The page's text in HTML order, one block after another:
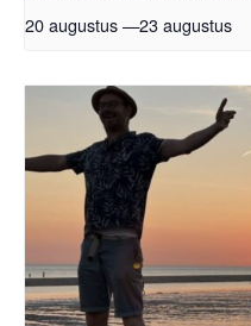
20 augustus—23 augustus